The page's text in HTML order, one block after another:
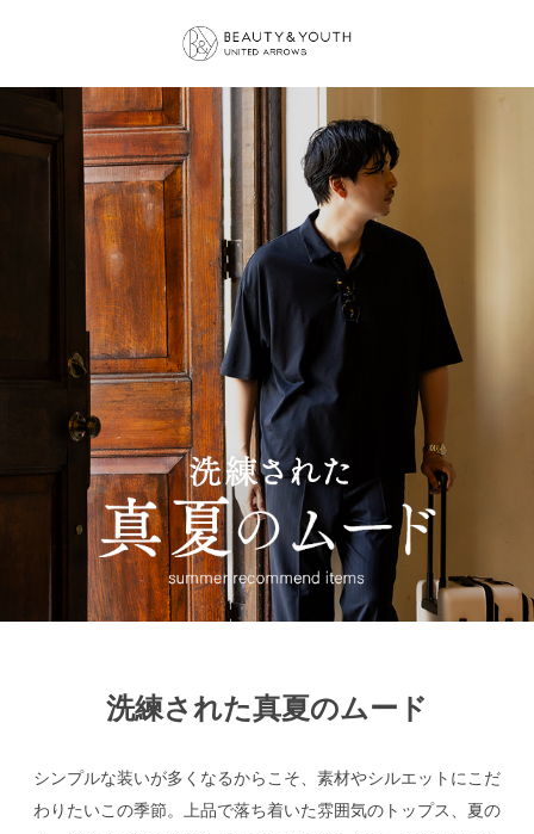
洗練された真夏のムード
シンプルな装いが多くなるからこそ、素材やシルエットにこだ
わりたいこの季節。上品で落ち着いた雰囲気のトップス、夏の